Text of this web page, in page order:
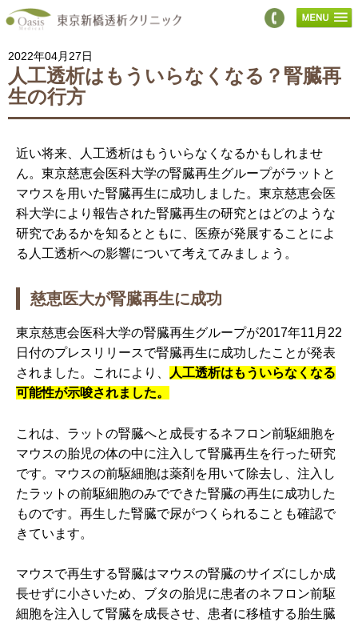
2022年04月27日
人工透析はもういらなくなる？腎臓再
生の行方
近い将来、人工透析はもういらなくなるかもしれませ
ん。東京慈恵会医科大学の腎臓再生グループがラットと
マウスを用いた腎臓再生に成功しました。東京慈恵会医
科大学により報告された腎臓再生の研究とはどのような
研究であるかを知るとともに、医療が発展することによ
る人工透析への影響について考えてみましょう。
慈恵医大が腎臓再生に成功
東京慈恵会医科大学の腎臓再生グループが2017年11月22
日付のプレスリリースで腎臓再生に成功したことが発表
されました。これにより、
人工透析はもういらなくなる
可能性が示唆されました。
これは、ラットの腎臓へと成長するネフロン前駆細胞を
マウスの胎児の体の中に注入して腎臓再生を行った研究
です。マウスの前駆細胞は薬剤を用いて除去し、注入し
たラットの前駆細胞のみでできた腎臓の再生に成功した
ものです。再生した腎臓で尿がつくられることも確認で
きています。
マウスで再生する腎臓はマウスの腎臓のサイズにしか成
長せずに小さいため、ブタの胎児に患者のネフロン前駆
細胞を注入して腎臓を成長させ、患者に移植する胎生臓